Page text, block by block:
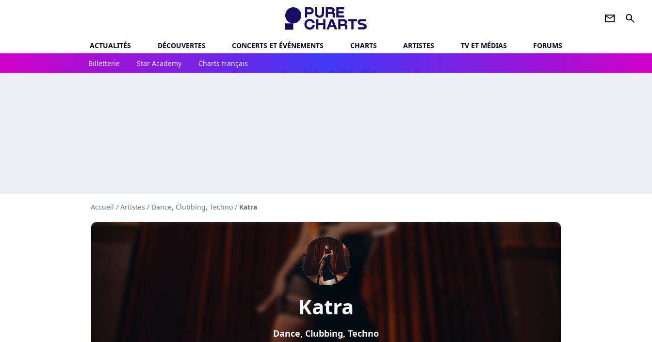
newsletter search
ACTUALITÉS DÉCOUVERTES CONCERTS ET ÉVÉNEMENTS CHARTS ARTISTES TV ET MÉDIAS
FORUMS
Billetterie
Star Academy Charts français
Accueil / Artistes / Dance, Clubbing, Techno / Katra
Katra
Dance, Clubbing, Techno